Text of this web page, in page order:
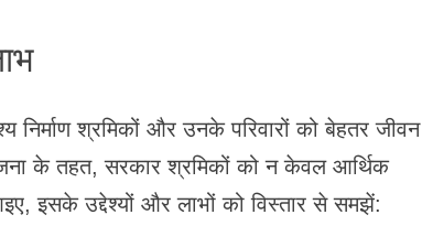
श्रमिकों और उनके परिवारों को बेहतर जीवन
के तहत, सरकार श्रमिकों को न केवल आर्थिक
इसके उद्देश्यों और लाभों को विस्तार से समझें: